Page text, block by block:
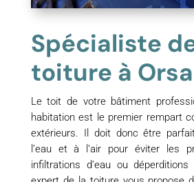
Spécialiste
toiture à
Le toit de votre bâtiment
habitation est le premier rempart
extérieurs. Il doit donc être
l’eau et à l’air pour éviter les
infiltrations d’eau ou